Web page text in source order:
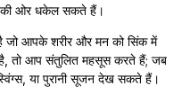
की ओर धकेल सकते हैं।
जो आपके शरीर और मन को सिंक में
तो आप संतुलित महसूस करते हैं; जब
या पुरानी सूजन देख सकते हैं।